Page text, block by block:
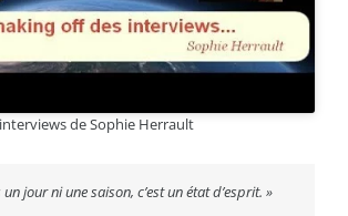
de Sophie Herrault
un jour ni une saison, c’est un état d’esprit. »